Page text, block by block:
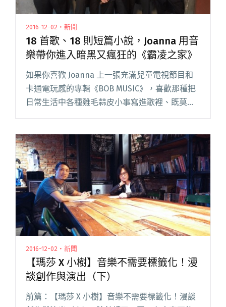
2016-12-02・新聞
18 首歌、18 則短篇小說，Joanna 用音
樂帶你進入暗黑又瘋狂的《霸凌之家》
如果你喜歡 Joanna 上一張充滿兒童電視節目和
卡通電玩感的專輯《BOB MUSIC》，喜歡那種把
日常生活中各種雞毛蒜皮小事寫進歌裡、既莫名
其妙又歡樂無厘頭的獨特樂風，這次的《霸凌之
文 "18 首歌、18 則短篇小說，Joanna 用音樂帶
你進入暗黑又瘋狂的《霸凌之家》"
2016-12-02・新聞
【瑪莎 X 小樹】音樂不需要標籤化！漫
談創作與演出（下）
前篇：【瑪莎 X 小樹】音樂不需要標籤化！漫談